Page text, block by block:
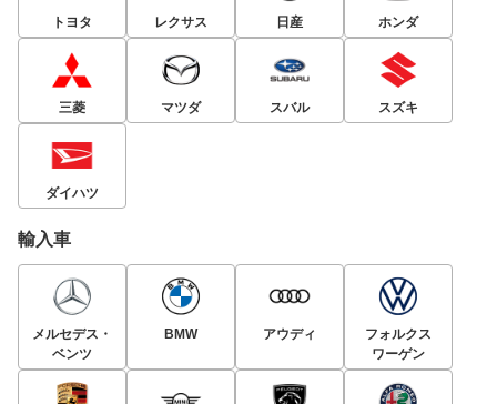
トヨタ レクサス 日産 ホンダ
三菱 マツダ スバル スズキ
ダイハツ
輸入車
メルセデス・
ベンツ
BMW アウディ
フォルクス
ワーゲン